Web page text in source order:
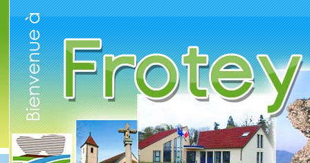
Cookies management panel